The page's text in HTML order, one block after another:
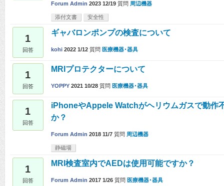
Forum Admin 2023 12/19 質問 周辺機器
添付文書 安全性
1
回答
ギャバロンポンプの検査について
kohi 2022 1/12 質問 医療機器･器具
1
回答
MRIプロテクターについて
YOPPY 2021 10/28 質問 医療機器･器具
1
回答
iPhoneやAppele Watchがヘリウムガスで動作
か？
Forum Admin 2018 11/7 質問 周辺機器
静磁場
1
回答
MRI検査室内でAEDは使用可能ですか？
Forum Admin 2017 1/26 質問 医療機器･器具